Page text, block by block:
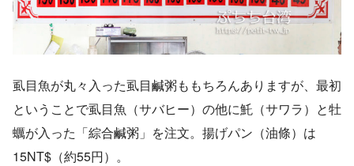
虱目魚が丸々入った虱目鹹粥ももちろんありますが、最初
ということで虱目魚（サバヒー）の他に魠（サワラ）と牡
蠣が入った「綜合鹹粥」を注文。揚げパン（油條）は
15NT$（約55円）。